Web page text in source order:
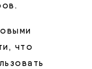
что